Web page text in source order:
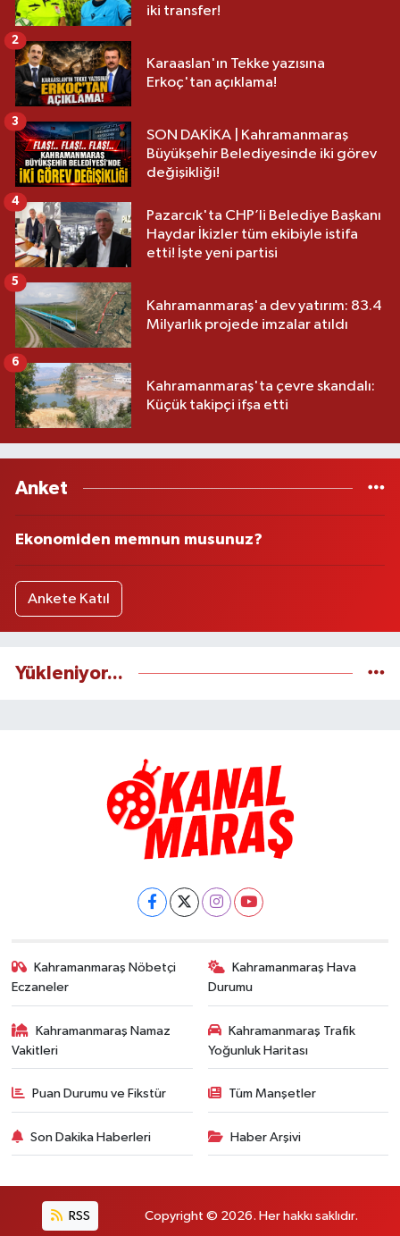
iki transfer!
Karaaslan'ın Tekke yazısına
Erkoç'tan açıklama!
2
SON DAKİKA | Kahramanmaraş
Büyükşehir Belediyesinde iki görev
değişikliği!
3
Pazarcık'ta CHP’li Belediye Başkanı
Haydar İkizler tüm ekibiyle istifa
etti! İşte yeni partisi
4
Kahramanmaraş'a dev yatırım: 83.4
Milyarlık projede imzalar atıldı
5
Kahramanmaraş'ta çevre skandalı:
Küçük takipçi ifşa etti
6
Anket
Ekonomiden memnun musunuz?
Ankete Katıl
Yükleniyor...
Kahramanmaraş Nöbetçi
Eczaneler
Kahramanmaraş Hava
Durumu
Kahramanmaraş Namaz
Vakitleri
Kahramanmaraş Trafik
Yoğunluk Haritası
Puan Durumu ve Fikstür Tüm Manşetler
Son Dakika Haberleri Haber Arşivi
RSS Copyright © 2026. Her hakkı saklıdır.